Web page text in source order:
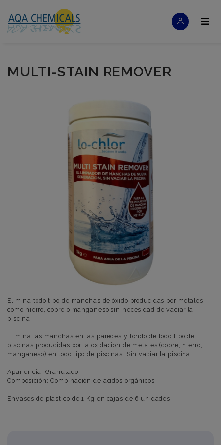
MULTI-STAIN REMOVER
Elimina todo tipo de manchas de óxido producidas por metales
como hierro, cobre o manganeso sin necesidad de vaciar la
piscina.
Elimina las manchas en las paredes y fondo de todo tipo de
piscinas producidas por la oxidacion de metales (cobre, hierro,
manganeso) en todo tipo de piscinas. Sin vaciar la piscina.
Apariencia: Granulado
Composición: Combinación de ácidos orgánicos
Envases de plástico de 1 Kg en cajas de 6 unidades